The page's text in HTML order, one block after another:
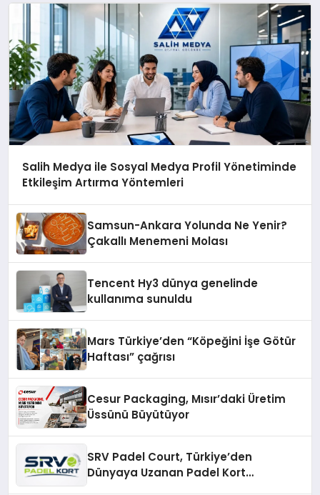
Salih Medya ile Sosyal Medya Profil Yönetiminde
Etkileşim Artırma Yöntemleri
Samsun-Ankara Yolunda Ne Yenir?
Çakallı Menemeni Molası
Tencent Hy3 dünya genelinde
kullanıma sunuldu
Mars Türkiye’den “Köpeğini İşe Götür
Haftası” çağrısı
Cesur Packaging, Mısır’daki Üretim
Üssünü Büyütüyor
SRV Padel Court, Türkiye’den
Dünyaya Uzanan Padel Kort